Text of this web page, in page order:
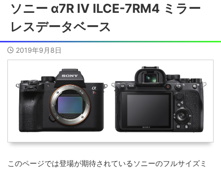
ソニー α7R IV ILCE-7RM4 ミラー
レスデータベース
2019年9月8日
このページでは登場が期待されているソニーのフルサイズミ